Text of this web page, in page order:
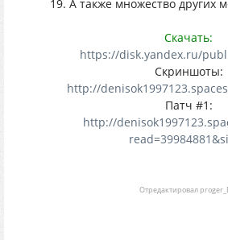
19. А также множество других
Скачать:
https://disk.yandex.ru/
Скриншоты:
http://
Патч #1:
http://
Отредактировал